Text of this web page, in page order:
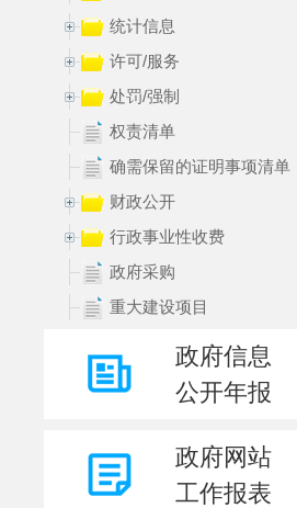
统计信息
许可/服务
处罚/强制
权责清单
确需保留的证明事项清单
财政公开
行政事业性收费
政府采购
重大建设项目
公益事业建设
公共资源配置
其他主动公开内容
重点领域信息公开
政府信息
公开年报
政府网站
工作报表